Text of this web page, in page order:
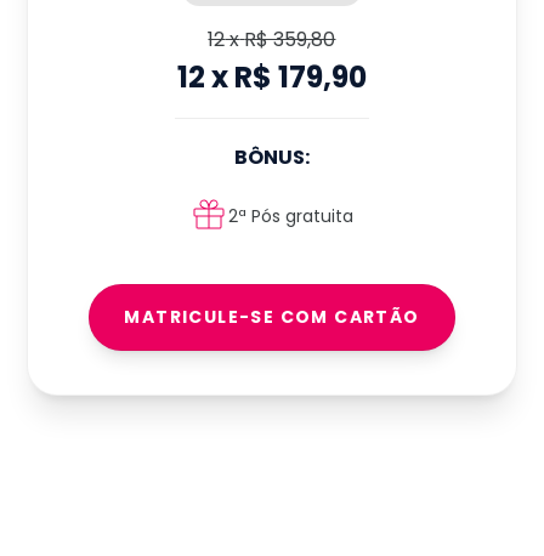
12xR$ 359,80
12xR$ 179,90
BÔNUS:
2ª Pós gratuita
MATRICULE-SE COM CARTÃO